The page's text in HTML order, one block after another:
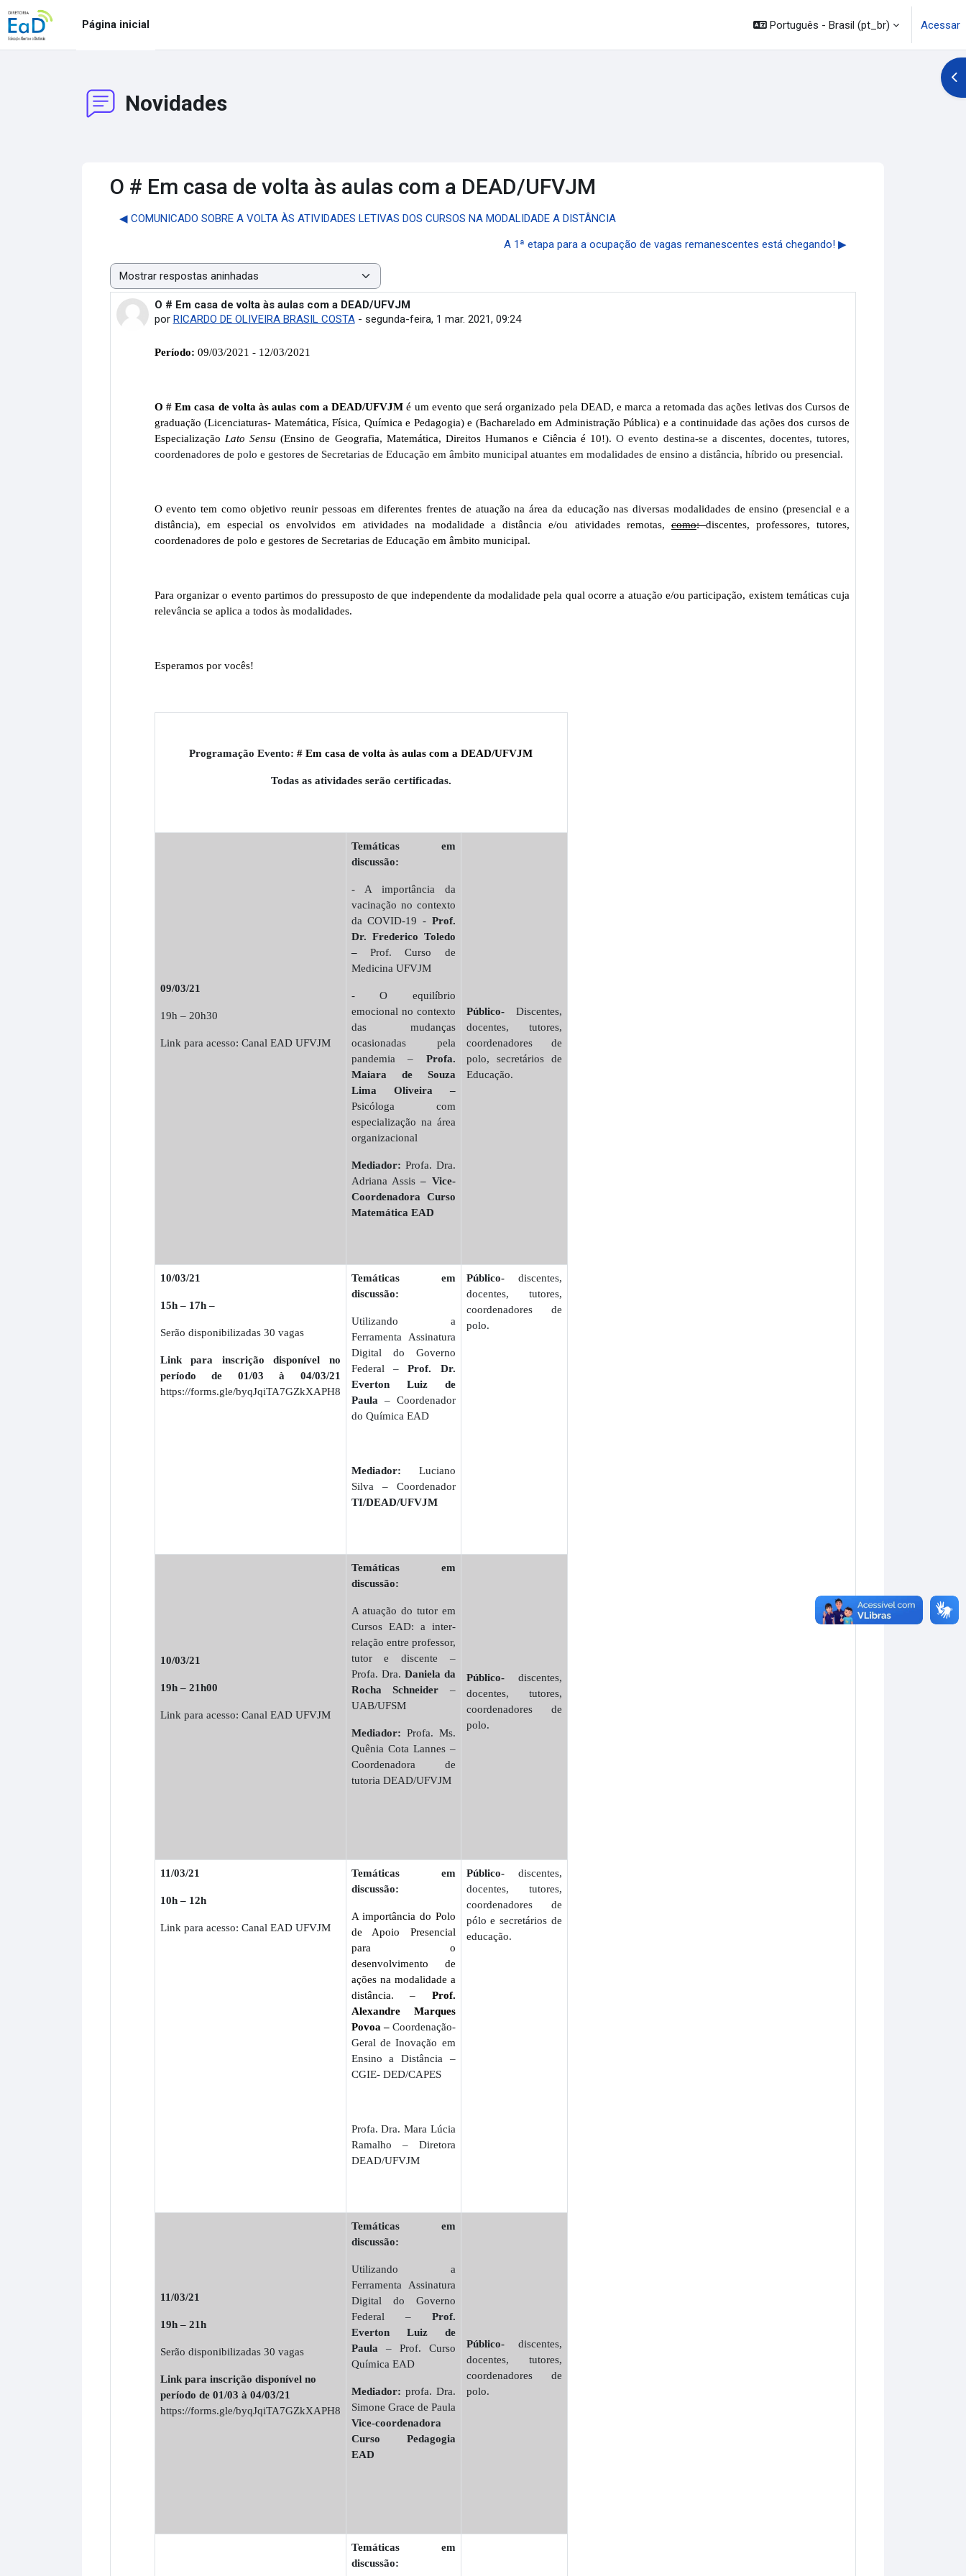
Ir para o conteúdo principal
Página inicial
Português - Brasil ‎(pt_br)‎ Acessar
Novidades
O # Em casa de volta às aulas com a DEAD/UFVJM
◀︎ COMUNICADO SOBRE A VOLTA ÀS ATIVIDADES LETIVAS DOS CURSOS NA MODALIDADE A DISTÂNCIA
A 1ª etapa para a ocupação de vagas remanescentes está chegando! ▶︎
Modo de visualização
O # Em casa de volta às aulas com a DEAD/UFVJM
por RICARDO DE OLIVEIRA BRASIL COSTA- segunda-feira, 1 mar. 2021, 09:24
Número de respostas: 0
Período: 09/03/2021 - 12/03/2021
O # Em casa de volta às aulas com a DEAD/UFVJM é um evento que será organizado pela DEAD, e marca a retomada das ações letivas dos Cursos de
graduação (Licenciaturas- Matemática, Física, Química e Pedagogia) e (Bacharelado em Administração Pública) e a continuidade das ações dos cursos de
Especialização Lato Sensu (Ensino de Geografia, Matemática, Direitos Humanos e Ciência é 10!).O evento destina-se a discentes, docentes, tutores,
coordenadores de polo e gestores de Secretarias de Educação em âmbito municipal atuantes em modalidades de ensino a distância, híbrido ou presencial.
O evento tem como objetivo reunir pessoas em diferentes frentes de atuação na área da educação nas diversas modalidades de ensino (presencial e a
distância), em especial os envolvidos em atividades na modalidade a distância e/ou atividades remotas, como:discentes, professores, tutores,
coordenadores de polo e gestores de Secretarias de Educação em âmbito municipal.
Para organizar o evento partimos do pressuposto de que independente da modalidade pela qual ocorre a atuação e/ou participação, existem temáticas cuja
relevância se aplica a todos às modalidades.
Esperamos por vocês!
Programação Evento:# Em casa de volta às aulas com a DEAD/UFVJM
Todas as atividades serão certificadas.
09/03/21
19h – 20h30
Link para acesso: Canal EAD UFVJM
Temáticas em
discussão:
- A importância da
vacinação no contexto
da COVID-19 - Prof.
Dr. Frederico Toledo
– Prof. Curso de
Medicina UFVJM
- O equilíbrio
emocional no contexto
das mudanças
ocasionadas pela
pandemia – Profa.
Maiara de Souza
Lima Oliveira –
Psicóloga com
especialização na área
organizacional
Mediador: Profa. Dra.
Adriana Assis– Vice-
Coordenadora Curso
Matemática EAD
Público-Discentes,
docentes, tutores,
coordenadores de
polo, secretários de
Educação.
10/03/21
15h – 17h –
Serão disponibilizadas 30 vagas
Link para inscrição disponível no
período de 01/03 à 04/03/21
https://forms.gle/byqJqiTA7GZkXAPH8
Temáticas em
discussão:
Utilizando a
Ferramenta Assinatura
Digital do Governo
Federal –Prof. Dr.
Everton Luiz de
Paula – Coordenador
do Química EAD
Mediador: Luciano
Silva – Coordenador
TI/DEAD/UFVJM
Público-discentes,
docentes, tutores,
coordenadores de
polo.
10/03/21
19h – 21h00
Link para acesso: Canal EAD UFVJM
Temáticas em
discussão:
A atuação do tutor em
Cursos EAD: a inter-
relação entre professor,
tutor e discente –
Profa. Dra. Daniela da
Rocha Schneider –
UAB/UFSM
Mediador: Profa. Ms.
Quênia Cota Lannes –
Coordenadora de
tutoria DEAD/UFVJM
Público-discentes,
docentes, tutores,
coordenadores de
polo.
11/03/21
10h – 12h
Link para acesso: Canal EAD UFVJM
Temáticas em
discussão:
A importância do Polo
de Apoio Presencial
para o
desenvolvimento de
ações na modalidade a
distância. – Prof.
Alexandre Marques
Povoa – Coordenação-
Geral de Inovação em
Ensino a Distância –
CGIE- DED/CAPES
Profa. Dra. Mara Lúcia
Ramalho – Diretora
DEAD/UFVJM
Público-discentes,
docentes, tutores,
coordenadores de
pólo e secretários de
educação.
11/03/21
19h – 21h
Serão disponibilizadas 30 vagas
Link para inscrição disponível no
período de 01/03 à 04/03/21
https://forms.gle/byqJqiTA7GZkXAPH8
Temáticas em
discussão:
Utilizando a
Ferramenta Assinatura
Digital do Governo
Federal – Prof.
Everton Luiz de
Paula – Prof. Curso
Química EAD
Mediador: profa. Dra.
Simone Grace de Paula
Vice-coordenadora
Curso Pedagogia
EAD
Público-discentes,
docentes, tutores,
coordenadores de
polo.
Temáticas em
discussão: